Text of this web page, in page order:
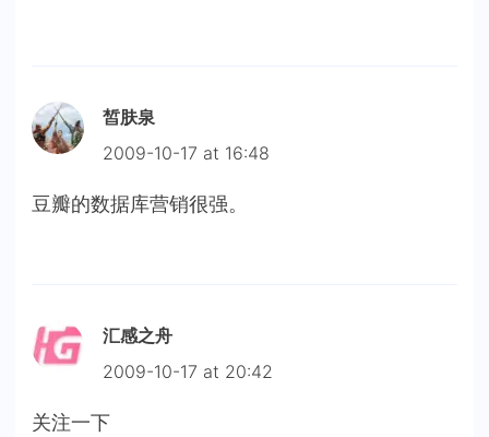
皙肤泉
2009-10-17 at 16:48
豆瓣的数据库营销很强。
汇感之舟
2009-10-17 at 20:42
关注一下